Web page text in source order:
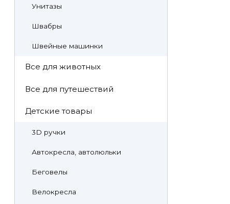
Унитазы
Швабры
Швейные машинки
Все для животных
Все для путешествий
Детские товары
3D ручки
Автокресла, автолюльки
Беговелы
Велокресла